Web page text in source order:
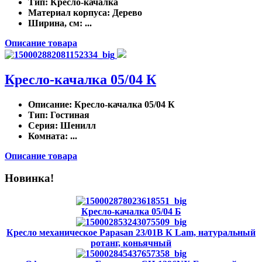
Материал корпуса: Дерево
Ширина, см: ...
Описание товара
Кресло-качалка 05/04 К
Описание: Кресло-качалка 05/04 К
Тип: Гостиная
Серия: Шенилл
Комната: ...
Описание товара
Новинка!
Кресло-качалка 05/04 Б
Кресло механическое Papasan 23/01В К Lam, натуральный
ротанг, коньячный